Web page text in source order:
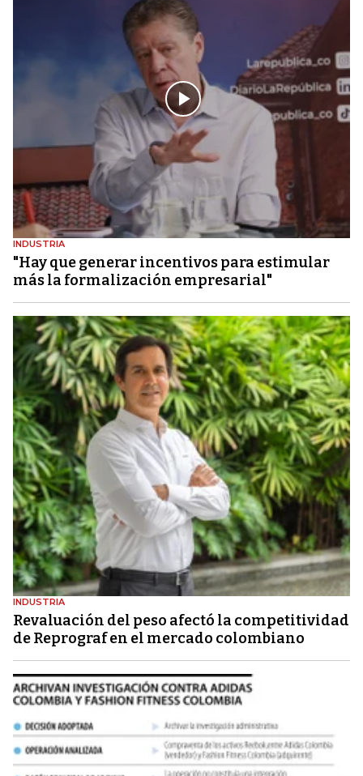
INDUSTRIA
"Hay que generar incentivos para estimular
más la formalización empresarial"
INDUSTRIA
Revaluación del peso afectó la competitividad
de Reprograf en el mercado colombiano